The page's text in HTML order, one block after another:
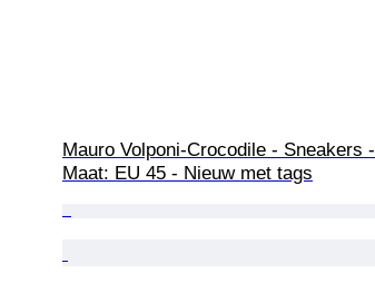
Mauro Volponi-Crocodile - Sneakers -
Maat: EU 45 - Nieuw met tags